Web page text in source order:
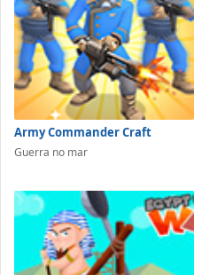
Army Commander Craft
Guerra no mar